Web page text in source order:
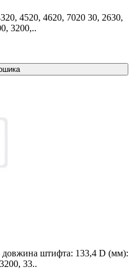
4520, 4620, 7020 30, 2630,
3200,..
штифта: 133,4 D (мм):
33..